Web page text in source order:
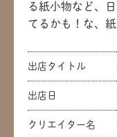
る紙小物など、
てるかも！な、紙
出店タイトル
出店日
クリエイター名